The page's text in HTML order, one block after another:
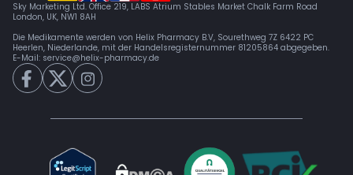
Sky Marketing Ltd. Office 219, LABS Atrium Stables Market Chalk Farm Road
London, UK, NW1 8AH
Die Medikamente werden von Helix Pharmacy B.V, Sourethweg 7Z 6422 PC
Heerlen, Niederlande, mit der Handelsregisternummer 81205864 abgegeben.
E-Mail: service@helix-pharmacy.de